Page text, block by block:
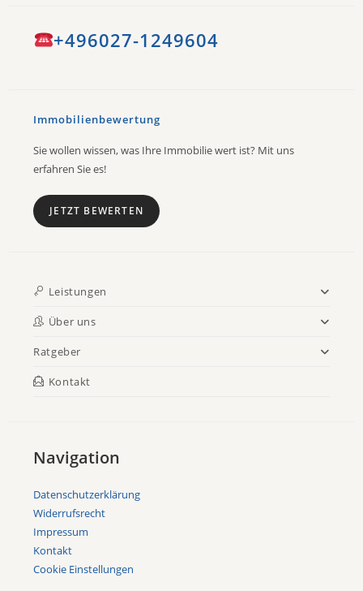
+496027-1249604
Immobilienbewertung
Sie wollen wissen, was Ihre Immobilie wert ist? Mit uns
erfahren Sie es!
JETZT BEWERTEN
Leistungen
Über uns
Ratgeber
Kontakt
Navigation
Datenschutzerklärung
Widerrufsrecht
Impressum
Kontakt
Cookie Einstellungen